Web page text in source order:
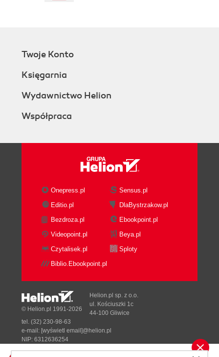
Twoje Konto
Księgarnia
Wydawnictwo Helion
Współpraca
Onepress.pl
Sensus.pl
Editio.pl
DlaBystrzakow.pl
Bezdroza.pl
Ebookpoint.pl
Videopoint.pl
Beya.pl
Czytalisek.pl
Sploty
Biblio.Ebookpoint.pl
© Helion.pl 1991-2026
Helion.pl sp. z o.o.
ul. Kościuszki 1c
44-100 Gliwice
tel. (32) 230-98-63
e-mail: [wyświetl email]@helion.pl
NIP: 6312636254